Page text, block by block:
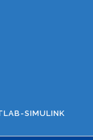
SIMULINK